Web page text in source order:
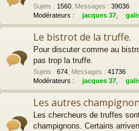
Sujets : 1560 Messages : 39036
Modérateurs :
jacques 37
Le bistrot de la truffe.
Pour discuter comme au
pas trop la truffe.
Sujets : 674 Messages : 41736
Modérateurs :
jacques 37
Les autres
Les chercheurs de truffes
champignons. Certains